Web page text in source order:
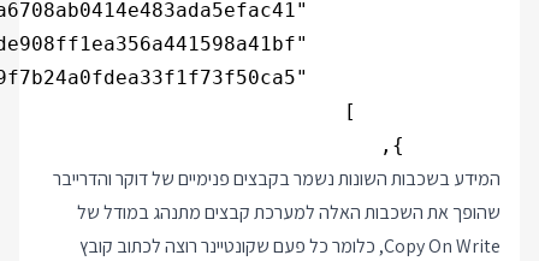
        },
המידע בשכבות השונות נשמר בקבצים פנימיים של דוקר והדרייבר
שהופך את השכבות האלה למערכת קבצים מתנהג במודל של
Copy On Write, כלומר כל פעם שקונטיינר רוצה לכתוב קובץ